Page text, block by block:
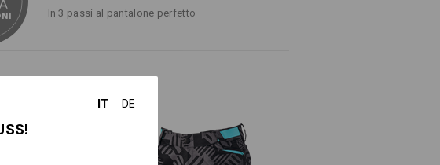
e una tasca di sicurezza con cerniera
slide systemsul lato sinistro e destro dei pantaloni,
attaccare
a 40 ℃
Non schiarire
In 3 passi al pantalone perfetto
IT DE